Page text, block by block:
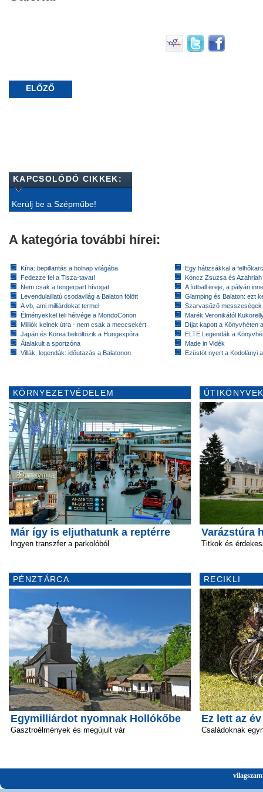
ELŐZŐ
KAPCSOLÓDÓ CIKKEK:
Kerülj be a Szépműbe!
A kategória további hírei:
Kína: bepillantás a holnap világába
Fedezze fel a Tisza-tavat!
Nem csak a tengerpart hívogat
Levendulaillatú csodavilág a Balaton fölött
A vb, ami milliárdokat termel
Élményekkel teli hétvége a MondoConon
Milliók kelnek útra - nem csak a meccsekért
Japán és Korea beköltözik a Hungexpóra
Átalakult a sportzóna
Villák, legendák: időutazás a Balatonon
Egy hátizsákkal a
Koncz Zsuzsa és
A futball ereje, a pályán
Glamping és Balaton: ezt
Szarvasűző messzeségek
Marék Veronikától
Díjat kapott a Könyvhéten
ELTE Legendák a
Made in Vidék
Ezüstöt nyert a Kodolányi
KÖRNYEZETVÉDELEM
Már így is eljuthatunk a reptérre
Ingyen transzfer a parkolóból
PÉNZTÁRCA
Egymilliárdot nyomnak Hollókőbe
Gasztroélmények és megújult vár
Varázstúra
Titkok és
RECIKLI
Ez lett az
Családoknak